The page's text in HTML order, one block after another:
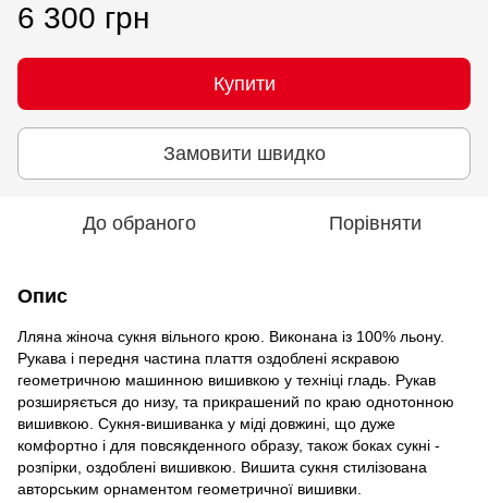
6 300 грн
Купити
Замовити швидко
До обраного Порівняти
Опис
Лляна жіноча сукня вільного крою. Виконана із 100% льону.
Рукава і передня частина плаття оздоблені яскравою
геометричною машинною вишивкою у техніці гладь. Рукав
розширяється до низу, та прикрашений по краю однотонною
вишивкою. Сукня-вишиванка у міді довжині, що дуже
комфортно і для повсякденного образу, також боках сукні -
розпірки, оздоблені вишивкою. Вишита сукня стилізована
авторським орнаментом геометричної вишивки.